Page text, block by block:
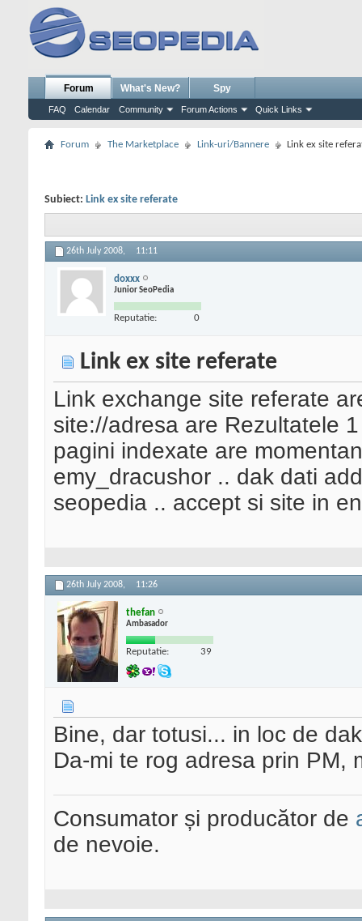
Forum
FAQ Calendar Community Forum Actions Quick Links
What's New? Spy
Forum The Marketplace Link-uri/Bannere Link ex site
Subiect: Link ex site referate
26th July 2008, 11:11
doxxx
Junior SeoPedia
Reputatie: 0
Link ex site referate
Link exchange site referate
site://adresa are Rezultatele
pagini indexate are
emy_dracushor .. dak dati
seopedia .. accept si site in
26th July 2008, 11:26
thefan
Ambasador
Reputatie: 39
Bine, dar totusi... in loc de
Da-mi te rog adresa prin PM,
Consumator și producător de
de nevoie.